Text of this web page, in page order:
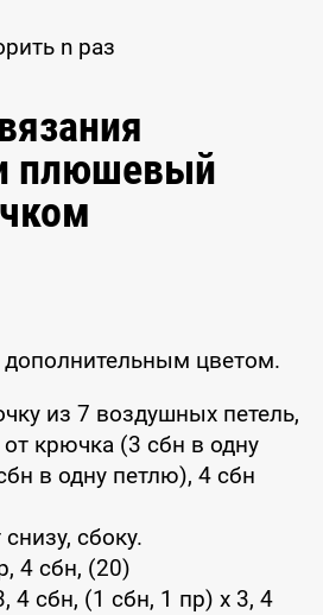
n раз
плюшевый
цветом.
из 7 воздушных петель,
крючка (3 сбн в одну
в одну петлю), 4 сбн
сбоку.
4 сбн, (20)
4 сбн, (1 сбн, 1 пр) x 3, 4